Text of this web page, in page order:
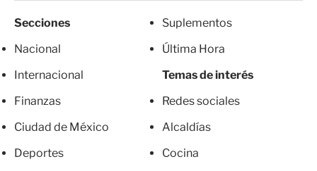
Secciones
Nacional
Internacional
Finanzas
Ciudad de México
Deportes
Suplementos
Última Hora
Temas de interés
Redes sociales
Alcaldías
Cocina